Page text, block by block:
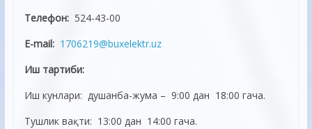
Телефон:524-43-00
E-mail: 1706219@buxelektr.uz
Иш тартиби:
Иш кунлари: душанба-жума – 9:00 дан 18:00 гача.
Тушлик вақти: 13:00 дан 14:00 гача.